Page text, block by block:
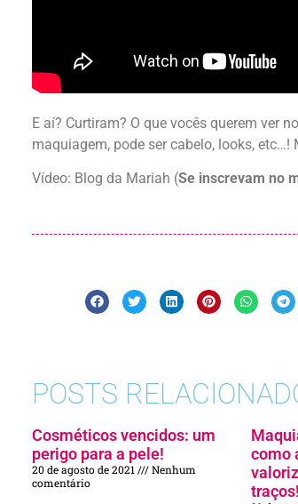
E aí? Curtiram? O que vocês querem ver
maquiagem, pode ser cabelo, looks, etc…!
Vídeo: Blog da Mariah (Se inscrevam no
POSTS
Cosméticos vencidos: um
perigo para a pele!
20 de agosto de 2021
Nenhum
comentário
como
traços!